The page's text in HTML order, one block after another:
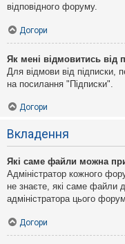
відповідного форуму.
Догори
Як мені відмовитись від
Для відмови від підписки,
на посилання "Підписки".
Догори
Вкладення
Які саме файли можна
Адміністратор кожного
не знаєте, які саме файли
адміністратора цього
Догори